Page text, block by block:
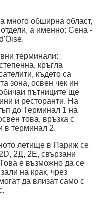
много обширна област,
а именно: Сена -
терминали:
кръгла
където са
зона, освен чек ин
пътниците ще
и ресторанти. На
до Терминал 1 на
това, връзка с
в терминал 2.
летище в Париж се
2Д, 2Е, свързани
е възможно да се
на крак, чрез
да влизат само с